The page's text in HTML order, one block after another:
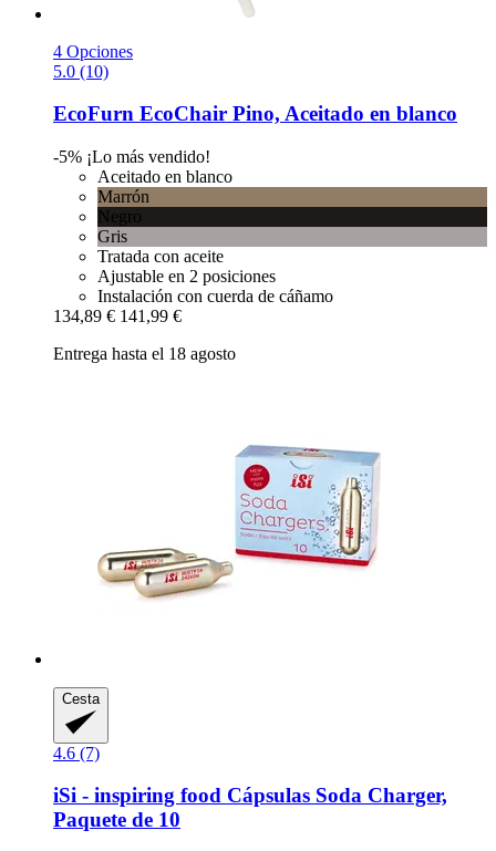
4 Opciones
5.0 (10)
EcoFurn EcoChair Pino, Aceitado en blanco
-5% ¡Lo más vendido!
Aceitado en blanco
Marrón
Negro
Gris
Tratada con aceite
Ajustable en 2 posiciones
Instalación con cuerda de cáñamo
134,89 € 141,99 €
Entrega hasta el 18 agosto
Cesta
4.6 (7)
iSi - inspiring food Cápsulas Soda Charger,
Paquete de 10